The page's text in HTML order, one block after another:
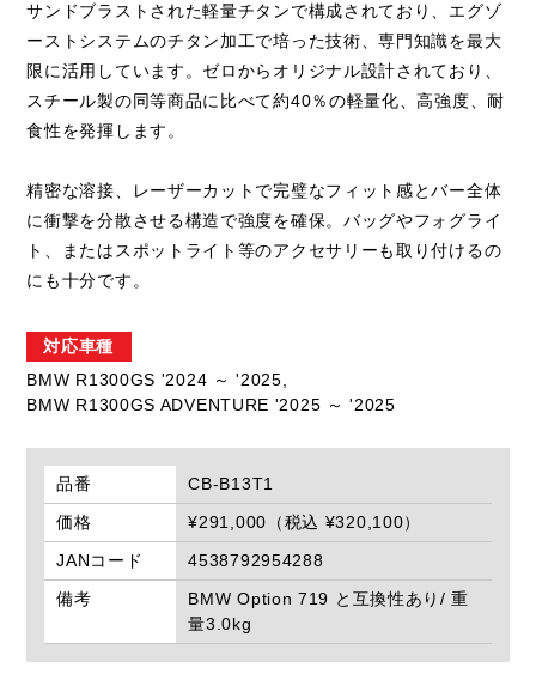
サンドブラストされた軽量チタンで構成されており、エグゾ
ーストシステムのチタン加工で培った技術、専門知識を最大
限に活用しています。ゼロからオリジナル設計されており、
スチール製の同等商品に比べて約40％の軽量化、高強度、耐
食性を発揮します。
精密な溶接、レーザーカットで完璧なフィット感とバー全体
に衝撃を分散させる構造で強度を確保。バッグやフォグライ
ト、またはスポットライト等のアクセサリーも取り付けるの
にも十分です。
対応車種
BMW R1300GS '2024 ～ '2025,
BMW R1300GS ADVENTURE '2025 ～ '2025
品番
CB-B13T1
価格
¥291,000（税込 ¥320,100）
JANコード
4538792954288
備考
BMW Option 719 と互換性あり/ 重
量3.0kg